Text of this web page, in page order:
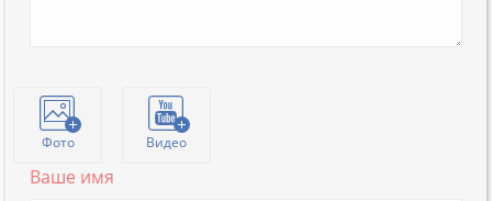
Фото Видео
Ваше имя